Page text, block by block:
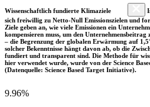
Wissenschaftlich fundierte Klimaziele
sich freiwillig zu Netto-Null Emissionszielen und
Ziele geben an, wie viele Emissionen ein
kompensieren muss, um den
– die Begrenzung der globalen Erwärmung auf
solcher Bekenntnisse hängt davon ab, ob die
fundiert und transparent sind. Die Methode für
hier verwendet wurde, wurde von der Science
(Datenquelle: Science Based Target Initiative).
9.96%